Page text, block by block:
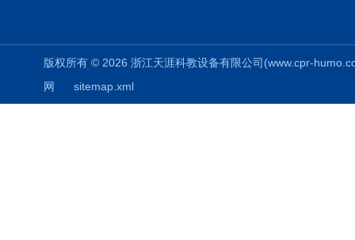
版权所有 © 2026 浙江天涯科教设备有限公司(www.cpr-
网
sitemap.xml